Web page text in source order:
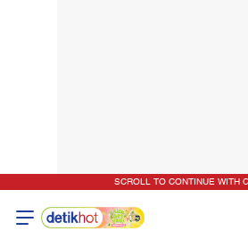
SCROLL TO CONTINUE WITH